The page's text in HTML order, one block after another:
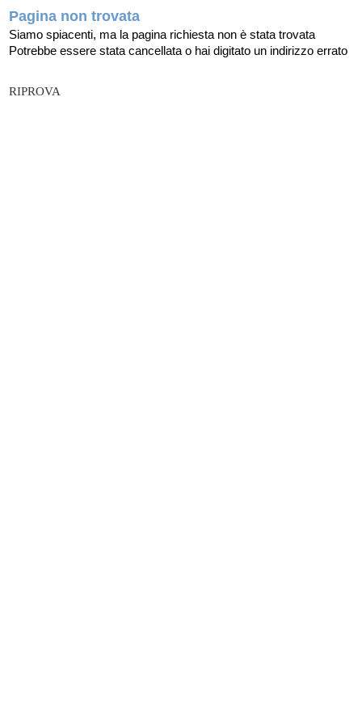
Pagina non trovata
Siamo spiacenti, ma la pagina richiesta non è stata trovata
Potrebbe essere stata cancellata o hai digitato un indirizzo errato
RIPROVA